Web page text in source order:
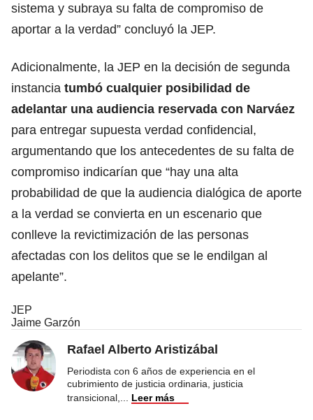
sistema y subraya su falta de compromiso de
aportar a la verdad” concluyó la JEP.
Adicionalmente, la JEP en la decisión de segunda
instancia tumbó cualquier posibilidad de
adelantar una audiencia reservada con Narváez
para entregar supuesta verdad confidencial,
argumentando que los antecedentes de su falta de
compromiso indicarían que “hay una alta
probabilidad de que la audiencia dialógica de aporte
a la verdad se convierta en un escenario que
conlleve la revictimización de las personas
afectadas con los delitos que se le endilgan al
apelante”.
JEP
Jaime Garzón
Rafael Alberto Aristizábal
Periodista con 6 años de experiencia en el
cubrimiento de justicia ordinaria, justicia
transicional,
Leer más